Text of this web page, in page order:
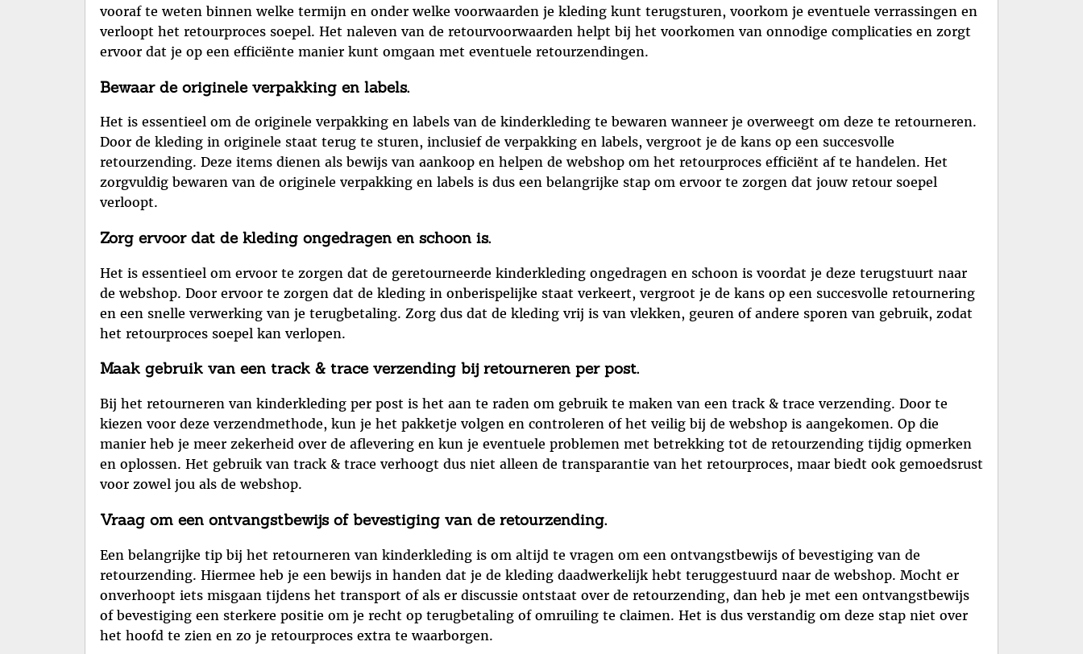
vooraf te weten binnen welke termijn en onder welke voorwaarden je kleding kunt terugsturen, voorkom je eventuele verrassingen en
verloopt het retourproces soepel. Het naleven van de retourvoorwaarden helpt bij het voorkomen van onnodige complicaties en zorgt
ervoor dat je op een efficiënte manier kunt omgaan met eventuele retourzendingen.
Bewaar de originele verpakking en labels.
Het is essentieel om de originele verpakking en labels van de kinderkleding te bewaren wanneer je overweegt om deze te retourneren.
Door de kleding in originele staat terug te sturen, inclusief de verpakking en labels, vergroot je de kans op een succesvolle
retourzending. Deze items dienen als bewijs van aankoop en helpen de webshop om het retourproces efficiënt af te handelen. Het
zorgvuldig bewaren van de originele verpakking en labels is dus een belangrijke stap om ervoor te zorgen dat jouw retour soepel
verloopt.
Zorg ervoor dat de kleding ongedragen en schoon is.
Het is essentieel om ervoor te zorgen dat de geretourneerde kinderkleding ongedragen en schoon is voordat je deze terugstuurt naar
de webshop. Door ervoor te zorgen dat de kleding in onberispelijke staat verkeert, vergroot je de kans op een succesvolle retournering
en een snelle verwerking van je terugbetaling. Zorg dus dat de kleding vrij is van vlekken, geuren of andere sporen van gebruik, zodat
het retourproces soepel kan verlopen.
Maak gebruik van een track & trace verzending bij retourneren per post.
Bij het retourneren van kinderkleding per post is het aan te raden om gebruik te maken van een track & trace verzending. Door te
kiezen voor deze verzendmethode, kun je het pakketje volgen en controleren of het veilig bij de webshop is aangekomen. Op die
manier heb je meer zekerheid over de aflevering en kun je eventuele problemen met betrekking tot de retourzending tijdig opmerken
en oplossen. Het gebruik van track & trace verhoogt dus niet alleen de transparantie van het retourproces, maar biedt ook gemoedsrust
voor zowel jou als de webshop.
Vraag om een ontvangstbewijs of bevestiging van de retourzending.
Een belangrijke tip bij het retourneren van kinderkleding is om altijd te vragen om een ontvangstbewijs of bevestiging van de
retourzending. Hiermee heb je een bewijs in handen dat je de kleding daadwerkelijk hebt teruggestuurd naar de webshop. Mocht er
onverhoopt iets misgaan tijdens het transport of als er discussie ontstaat over de retourzending, dan heb je met een ontvangstbewijs
of bevestiging een sterkere positie om je recht op terugbetaling of omruiling te claimen. Het is dus verstandig om deze stap niet over
het hoofd te zien en zo je retourproces extra te waarborgen.